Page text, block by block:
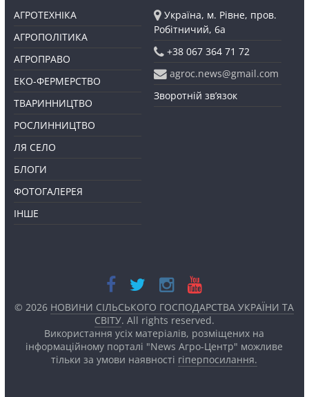
АГРОТЕХНІКА
АГРОПОЛІТИКА
АГРОПРАВО
ЕКО-ФЕРМЕРСТВО
ТВАРИННИЦТВО
РОСЛИННИЦТВО
ЛЯ СЕЛО
БЛОГИ
ФОТОГАЛЕРЕЯ
ІНШЕ
Україна, м. Рівне, пров.
Робітничий, 6а
+38 067 364 71 72
agroc.news@gmail.com
Зворотній зв’язок
© 2026 НОВИНИ СІЛЬСЬКОГО ГОСПОДАРСТВА УКРАЇНИ ТА
СВІТУ. All rights reserved.
Використання усіх матеріалів, розміщених на
інформаційному порталі "News Агро-Центр" можливе
тільки за умови наявності гіперпосилання.